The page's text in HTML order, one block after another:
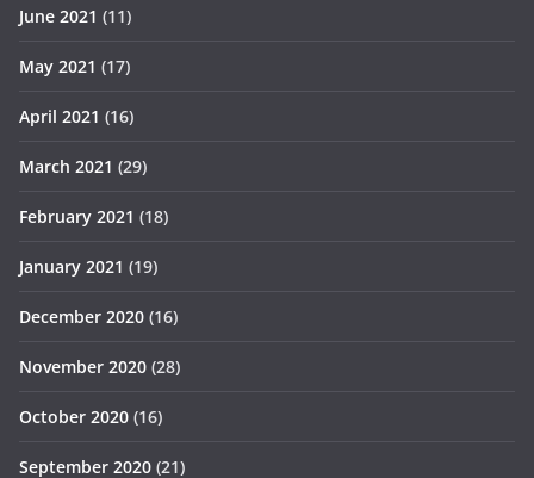
June 2021 (11)
May 2021 (17)
April 2021 (16)
March 2021 (29)
February 2021 (18)
January 2021 (19)
December 2020 (16)
November 2020 (28)
October 2020 (16)
September 2020 (21)